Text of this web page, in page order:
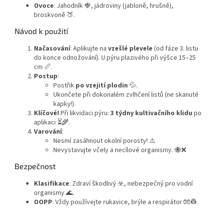
Ovoce: Jahodník 🍓, jádroviny (jabloně, hrušně),
broskvoně 🍑.
Návod k použití
Načasování: Aplikujte na vzešlé plevele (od fáze 3. listu
do konce odnožování). U pýru plazivého při výšce 15–25
cm 📏.
Postup:
Postřik po vzejití plodin 💦.
Ukončete při dokonalém zvlhčení listů (ne skanuté
kapky!).
Klíčové! Při likvidaci pýru: 3 týdny kultivačního klidu po
aplikaci ⏳🌾.
Varování:
Nesmí zasáhnout okolní porosty! ⚠️
Nevystavujte včely a necílové organismy. 🐝❌
Bezpečnost
Klasifikace: Zdraví škodlivý ☣️, nebezpečný pro vodní
organismy 🌊.
OOPP: Vždy používejte rukavice, brýle a respirátor 🧤👷.